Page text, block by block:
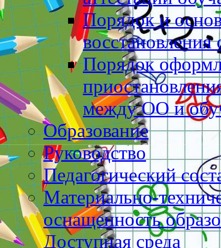
Порядок и
Порядок
между ОО и
Образование
Руководство
Педагогический
Материально-
оснащенность
Доступная среда